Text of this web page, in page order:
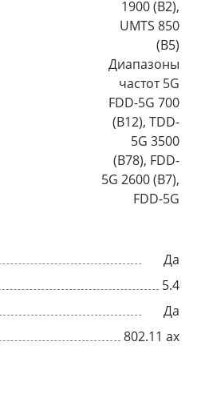
1900 (B2),
UMTS 850
(B5)
Диапазоны
частот 5G
FDD-5G 700
(B12), TDD-
5G 3500
(B78), FDD-
5G 2600 (B7),
FDD-5G
Да
5.4
Да
802.11 ax